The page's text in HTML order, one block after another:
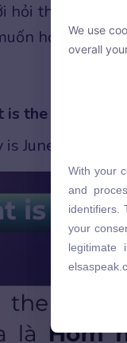
hỏi thứ hoặc
hỏi (ngày)
is the date
is June 18th.
overall
and
We use
overall
With your
and
identifiers.
your